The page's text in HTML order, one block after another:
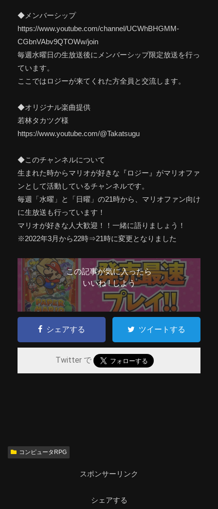
◆メンバーシップ
https://www.youtube.com/channel/UCWhBHGMM-
CGbnVAbv9QTOWw/join
毎週水曜日の生放送後にメンバーシップ限定放送を行っ
ています。
ここではロジーが来てくれた方全員と交流します。
◆オリジナル楽曲提供
若林タカツグ様
https://www.youtube.com/@Takatsugu
◆このチャンネルについて
生まれた時からマリオが好きな『ロジー』がマリオファ
ンとして活動しているチャンネルです。
毎週「水曜」と「日曜」の21時から、マリオファン向け
に生放送も行っています！
マリオが好きな人大歓迎！！一緒に語りましょう！
※2022年3月から22時⇒21時に変更となりました
この記事が気に入ったら
いいね ! しよう
シェアする ツイートする
Twitter で
コンピュータRPG
スポンサーリンク
シェアする